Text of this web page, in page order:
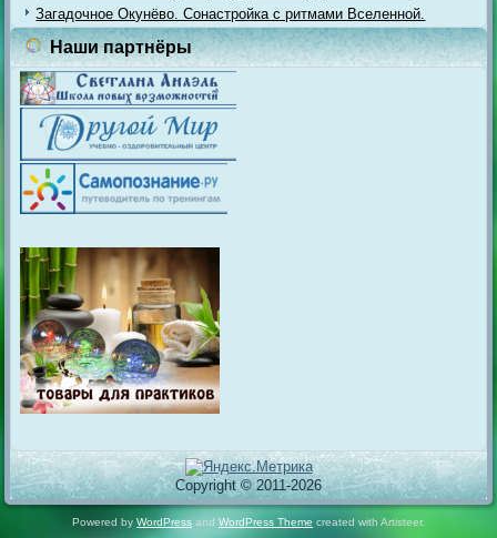
Загадочное Окунёво. Сонастройка с ритмами Вселенной.
Наши партнёры
Copyright © 2011-2026
Powered by WordPress and WordPress Theme created with Artisteer.